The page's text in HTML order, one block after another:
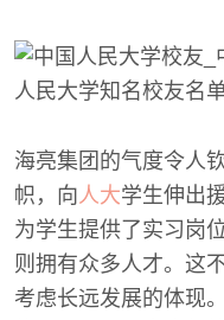
海亮集团的气度令人
帜，向人大学生伸出
为学生提供了实习岗
则拥有众多人才。这
考虑长远发展的体现